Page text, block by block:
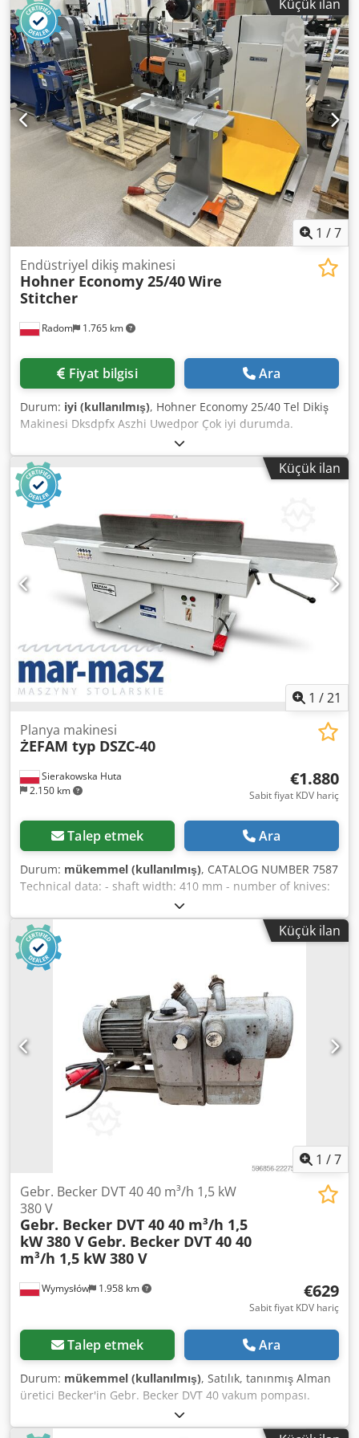
durumu çok iyi, görsel olarak normal kullanım izleri
bulunmaktadır. Dkjdpfjznk U Eex Adpjr Bu motor-redüktör,
konveyörler, besleyiciler, endüstriyel makineler,
karıştırıcılar ve düşük hızda yüksek tork gerektiren diğer
cihazların tahrik edilmesi için idealdir. Teknik özellikler:
Dişli kutusu üreticisi: Getriebebau NORD Dişli kutusu tipi:
1S50VZ.71 L/4 Dişli oranı: i = 35,00 Çıkış hızı: 40 dev/dak
Motor üreticisi: NORD Motor tipi: SK 71L/4 Güç: 0,37 kW
Besleme: 230/400 V Δ/Y (50 Hz) 265/460 V Δ/Y (60 Hz) Motor
hızı: 1360 dev/dak (50 Hz) 1630 dev/dak (60 Hz) Koruma
sınıfı: IP55 Yalıtım sınıfı: F Çalışma modu: S1
Küçük ilan
1 /7
Radom 1.765 km
Endüstriyel dikiş makinesi
Hohner Economy 25/40Wire
Stitcher
Fiyat bilgisi Ara
Durum: iyi (kullanılmış), Hohner Economy 25/40 Tel Dikiş
Makinesi Dksdpfx Aszhi Uwedpor Çok iyi durumda.
Efsanevi dayanıklılığa sahip güvenilir bir makine. Teknik
özellikler: Kapasite: 206 çevrim/dakika Dikiş kalınlığı: 25mm
(alttan zımbalama olmadan 40mm'ye kadar delme) Tel
çapı: maks. 1mm Güç kaynağı: 380V Ağırlık: 240kg
Makinede blok ve kitapçık dikişi için ayarlanabilir masa
bulunmaktadır.
Küçük ilan
1 /21
Sierakowska Huta
2.150 km
Planya makinesi
ŻEFAM typ DSZC-40
€1.880
Sabit fiyat KDV hariç
Talep etmek Ara
Durum: mükemmel (kullanılmış), CATALOG NUMBER 7587
Technical data: - shaft width: 410 mm - number of knives:
3 pcs - brake - table length: 2540 mm - cast iron tables -
both tables adjustable - original cast iron fence, angle-
adjustable - motor: 3 kW - dimensions (L/W/H): 2540 x 1000
x 1050 mm - weight: 730 kg Advantages: – made in Poland
– 3-knife cutterhead – used planer jointer – condition: very
good Net price: 7900 PLN Net price: 1880 EUR Net price
calculated at an exchange rate of 4.2 PLN/EUR
Dkedpfxozmhaco Adpsr (price may change in case of major
exchange rate fluctuations)
Küçük ilan
1 /7
Wymysłów 1.958 km
Gebr. Becker DVT 40 40 m³/h 1,5 kW
380 V
Gebr. Becker DVT 40 40 m³/h 1,5
kW 380 V Gebr. Becker DVT 40 40
m³/h 1,5 kW 380 V
€629
Sabit fiyat KDV hariç
Talep etmek Ara
Durum: mükemmel (kullanılmış), Satılık, tanınmış Alman
üretici Becker'in Gebr. Becker DVT 40 vakum pompası.
Cihaz, CNC makineleri, ahşap işleme makineleri,
paketleme makineleri, vakumlu kavrama sistemleri ve